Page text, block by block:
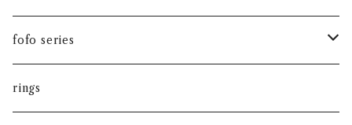
Core ring
phrase ring
fofo series
PIGGY
rings